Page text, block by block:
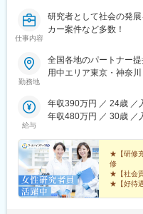
仕事内容
研究者として社会の発
カー案件など多数！
勤務地
全国各地のパートナー
用中エリア東京・神奈
プロジェクトを用意。※
す。※U・Iターン歓迎！
好きな場所で研究をし
細は選考時にご案内い
株式会社中外製薬工業
日本化薬株式会社日東
式会社 大舘工場株式会
都宮株式会社中外医科
給与
年収390万円 ／ 24歳 ／
年収480万円 ／ 30歳 ／
★【研修
修
★【社会
★【好待